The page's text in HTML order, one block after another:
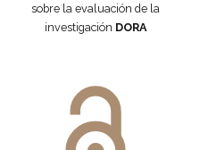
sobre la evaluación de la
investigación DORA